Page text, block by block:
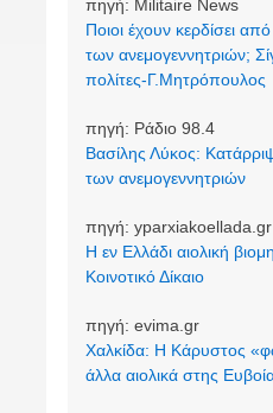
πηγή: Militaire News
Ποιοι έχουν κερδίσει
των ανεμογεννητριών;
πολίτες-Γ.Μητρόπουλος
πηγή: Ράδιο 98.4
Βασίλης Λύκος:
των ανεμογεννητριών
πηγή: yparxiakoellada.gr
Η εν Ελλάδι αιολική
Κοινοτικό Δίκαιο
πηγή: evima.gr
Χαλκίδα: Η Κάρυστος
άλλα αιολικά στης